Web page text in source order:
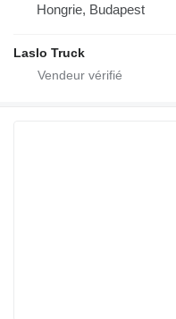
Hongrie, Budapest
Laslo Truck